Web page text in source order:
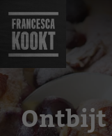
naar
inhoud
Ontbijt